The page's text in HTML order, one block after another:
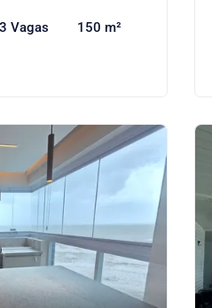
3 Vagas 150 m²